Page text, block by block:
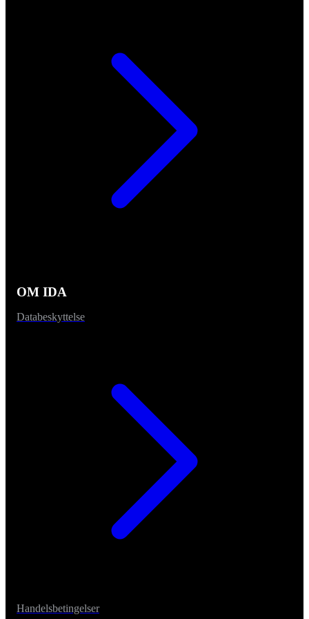
OM IDA
Databeskyttelse
Handelsbetingelser